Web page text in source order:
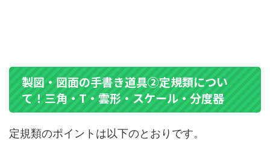
製図・図面の手書き道具②定規類につい
て！三角・T・雲形・スケール・分度器
定規類のポイントは以下のとおりです。